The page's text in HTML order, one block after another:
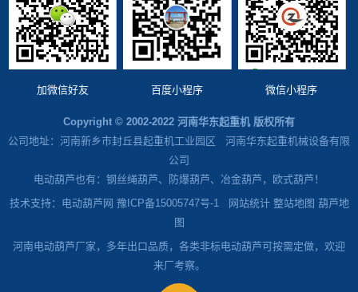
加微信好友 百度小程序 微信小程序
Copyright © 2002-2022 河南华东起重机 版权所有
公司地址：河南新乡市封丘县起重机工业园区 河南华东起重机械设备有限
公司
电动葫芦也有：钢丝绳葫芦、防爆葫芦、冶金葫芦，欧式葫芦！
技术支持：电动葫芦网 豫ICP备15005747号-1
网站统计 整站地图 葫芦地
图
河南电动葫芦厂家，多年出口品质，各类非标电动葫芦可按需定做，欢迎
来厂考察。